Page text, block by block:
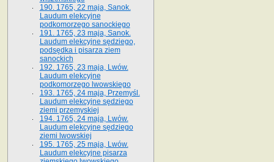
190. 1765, 22 maja, Sanok.
Laudum elekcyjne
podkomorzego sanockiego
191. 1765, 23 maja, Sanok.
Laudum elekcyjne sędziego,
podsędka i pisarza ziem
sanockich
192. 1765, 23 maja, Lwów.
Laudum elekcyjne
podkomorzego lwowskiego
193. 1765, 24 maja, Przemyśl.
Laudum elekcyjne sędziego
ziemi przemyskiej
194. 1765, 24 maja, Lwów.
Laudum elekcyjne sędziego
ziemi lwowskiej
195. 1765, 25 maja, Lwów.
Laudum elekcyjne pisarza